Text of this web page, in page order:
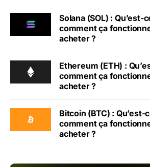
Solana (SOL) : Qu’est-
comment ça
acheter ?
Ethereum (ETH) :
comment ça
acheter ?
Bitcoin (BTC) : Qu’est-
comment ça
acheter ?